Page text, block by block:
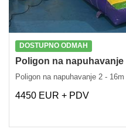
DOSTUPNO ODMAH
Poligon na napuhavanje
Poligon na napuhavanje 2 -
4450 EUR + PDV